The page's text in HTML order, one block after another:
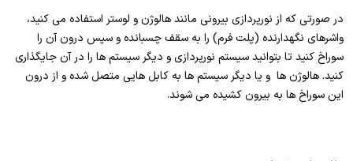
در صورتی که از نورپردازی بیرونی مانند هالوژن و لوستر استفاده می کنید،
واشرهای نگهدارنده (پلت فرم) را به سقف چسبانده و سپس درون آن را
سوراخ کنید تا بتوانید سیستم نورپردازی و دیگر سیستم ­ها را در آن جایگذاری
کنید. هالوژن ها و یا دیگر سیستم­ ها به کابل­ هایی متصل شده و از درون
این سوراخ ­ها به بیرون کشیده می شوند.